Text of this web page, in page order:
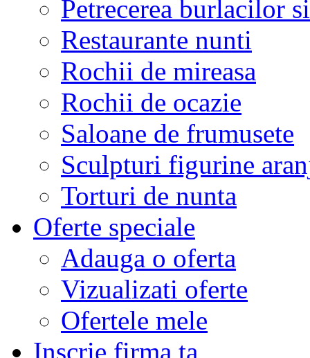
Petrecerea burlacilor
Restaurante nunti
Rochii de mireasa
Rochii de ocazie
Saloane de frumusete
Sculpturi figurine
Torturi de nunta
Oferte speciale
Adauga o oferta
Vizualizati oferte
Ofertele mele
Inscrie firma ta